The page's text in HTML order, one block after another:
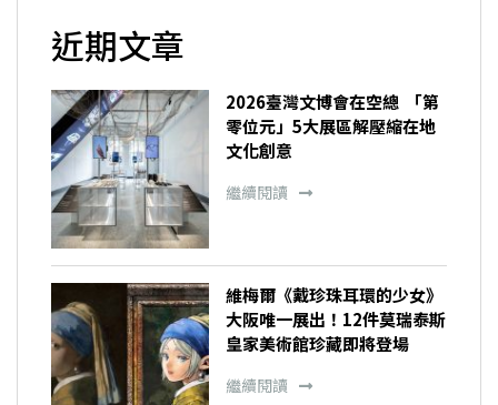
近期文章
2026臺灣文博會在空總 「第
零位元」5大展區解壓縮在地
文化創意
繼續閱讀
維梅爾《戴珍珠耳環的少女》
大阪唯一展出！12件莫瑞泰斯
皇家美術館珍藏即將登場
繼續閱讀